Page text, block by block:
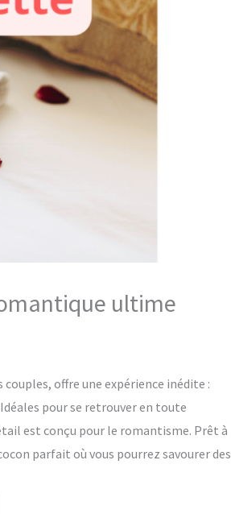
ultime
offre une expérience inédite :
pour se retrouver en toute
est conçu pour le romantisme. Prêt à
parfait où vous pourrez savourer des